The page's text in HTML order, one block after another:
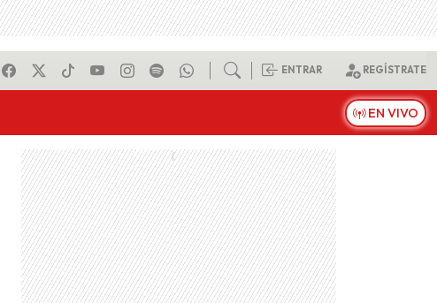
ENTRAR REGÍSTRATE
EN VIVO